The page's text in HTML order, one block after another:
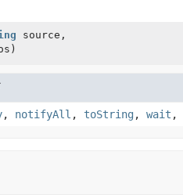
source,
, notifyAll , toString, wait ,